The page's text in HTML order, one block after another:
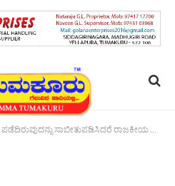
ಸಾಬೀತುಪಡಿಸಿದರೆ ರಾಜಕೀಯ ನಿವೃತ್ತಿ: ಸಿದ್ದರಾಮಯ್ಯ